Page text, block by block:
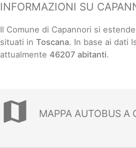
INFORMAZIONI SU
Il Comune di Capannori si
situati in Toscana. In base ai dati
attualmente 46207 abitanti.
map MAPPA AUTOBUS A